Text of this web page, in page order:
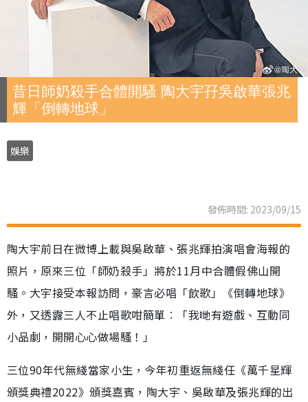
昔日師奶殺手合體開騷 陶大宇孖吳啟華張兆
輝「倒轉地球」
娛樂
發佈時間: 2023/09/15
陶大宇前日在微博上載與吳啟華、張兆輝拍演唱會海報的
照片，原來三位「師奶殺手」將於11月中合體假佛山開
騷。大宇接受本報訪問，豪言必唱「飲歌」《倒轉地球》
外，又透露三人不止唱歌咁簡單︰「我哋有遊戲、互動同
小品劇，開開心心做場騷！」
三位90年代無綫當家小生，今年初重返無綫任《萬千星輝
頒獎典禮2022》頒獎嘉賓，陶大宇、吳啟華及張兆輝的出